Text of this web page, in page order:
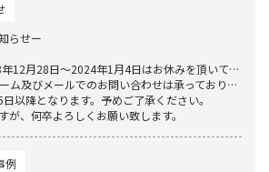
らせー
月28日〜2024年1月4日はお休みを頂いております。
びメールでのお問い合わせは承っておりますが、
以降となります。予めご了承ください。
が、何卒よろしくお願い致します。
例